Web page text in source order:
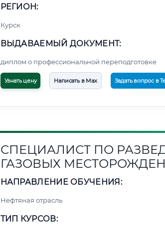
РЕГИОН:
Курск
ВЫДАВАЕМЫЙ ДОКУМЕНТ:
диплом о профессиональной переподготовке
Узнать цену Написать в Max Задать вопрос в
СПЕЦИАЛИСТ ПО
ГАЗОВЫХ
НАПРАВЛЕНИЕ ОБУЧЕНИЯ:
Нефтяная отрасль
ТИП КУРСОВ: